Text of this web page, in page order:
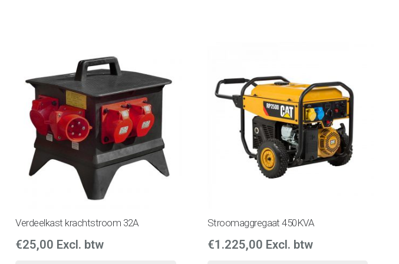
Verdeelkast krachtstroom 32A
€25,00 Excl. btw
Stroomaggregaat 450KVA
€1.225,00 Excl. btw